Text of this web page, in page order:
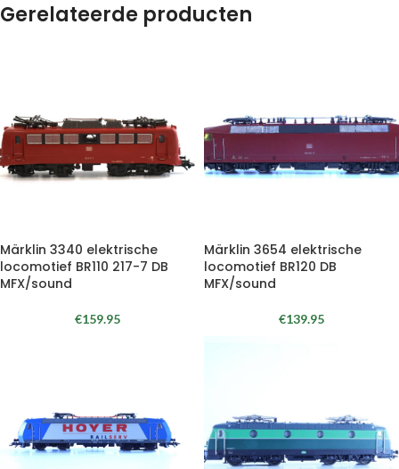
Gerelateerde producten
Märklin 3340 elektrische
locomotief BR110 217-7 DB
MFX/sound
€159.95
Märklin 3654 elektrische
locomotief BR120 DB
MFX/sound
€139.95